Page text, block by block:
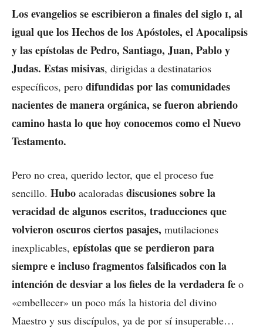
Los evangelios se escribieron a finales del sigloi, al
igual que los Hechos de los Apóstoles, el Apocalipsis
y las epístolas de Pedro, Santiago, Juan, Pablo y
Judas. Estas misivas, dirigidas a destinatarios
específicos, pero difundidas por las comunidades
nacientes de manera orgánica, se fueron abriendo
camino hasta lo que hoy conocemos como el Nuevo
Testamento.
Pero no crea, querido lector, que el proceso fue
sencillo. Hubo acaloradas discusiones sobre la
veracidad de algunos escritos, traducciones que
volvieron oscuros ciertos pasajes, mutilaciones
inexplicables, epístolas que se perdieron para
siempre e incluso fragmentos falsificados con la
intención de desviar a los fieles de la verdadera fe o
«embellecer» un poco más la historia del divino
Maestro y sus discípulos, ya de por sí insuperable…